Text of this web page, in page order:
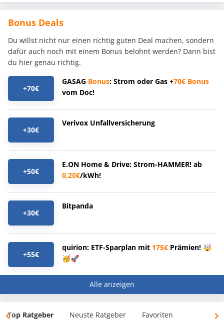
Bonus Deals
Du willst nicht nur einen richtig guten Deal machen, sondern
dafür auch noch mit einem Bonus belohnt werden? Dann bist
du hier genau richtig.
+70€
GASAG Bonus: Strom oder Gas +70€ Bonus
vom Doc!
+30€
Verivox Unfallversicherung
+50€
E.ON Home & Drive: Strom-HAMMER! ab
0,20€/kWh!
+30€
Bitpanda
+55€
quirion: ETF-Sparplan mit 175€ Prämien! 🤯
🥳🚀
Alle anzeigen
Top Ratgeber Neuste Ratgeber Favoriten